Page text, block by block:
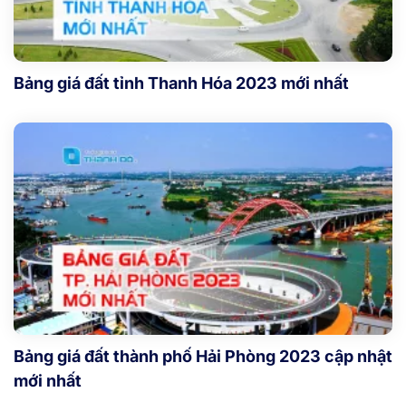
Bảng giá đất tỉnh Thanh Hóa 2023 mới nhất
Bảng giá đất thành phố Hải Phòng 2023 cập nhật
mới nhất